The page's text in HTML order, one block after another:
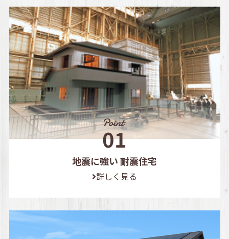
地震に強い 耐震住宅
詳しく見る